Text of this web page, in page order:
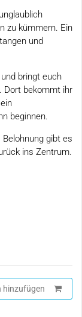
zu kümmern. Ein
und
bringt euch
Dort bekommt ihr
beginnen.
gibt es
ins Zentrum.
hinzufügen